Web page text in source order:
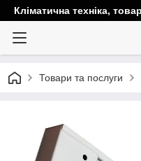
Кліматична техніка,
Товари та послуги